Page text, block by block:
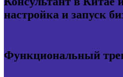
настройка и запуск
Функциональный